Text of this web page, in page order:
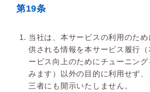
第19条
当社は、本サービスの利用のた
供される情報を本サービス履行
ービス向上のためにチューニン
みます）以外の目的に利用せず
三者にも開示いたしません。